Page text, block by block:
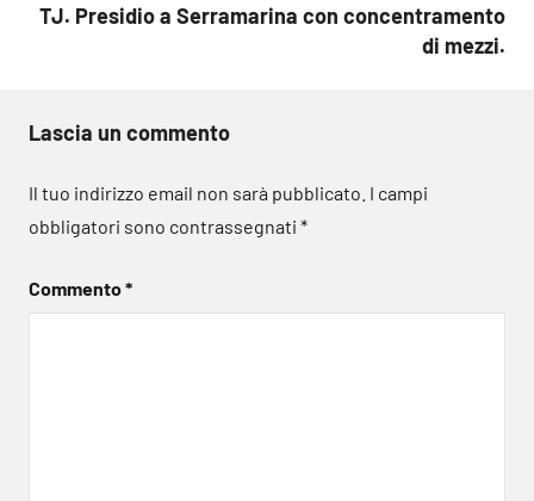
TJ. Presidio a Serramarina con concentramento
di mezzi.
Lascia un commento
Il tuo indirizzo email non sarà pubblicato. I campi
obbligatori sono contrassegnati *
Commento*